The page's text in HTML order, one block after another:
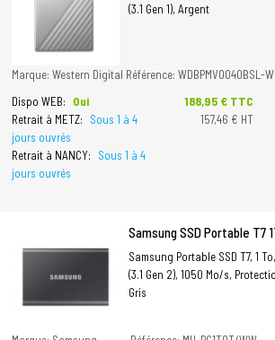
(3.1 Gen 1), Argent
Marque: Western Digital Référence: WDBPMV0040BSL-
Dispo WEB:
Oui
Retrait à METZ:
Sous 1 à 4
jours ouvrés
Retrait à NANCY:
Sous 1 à 4
jours ouvrés
Prix
188,95 € TTC
157,46 € HT
Samsung SSD Portable T7
Samsung Portable SSD T7, 1
(3.1 Gen 2), 1050 Mo/s,
Gris